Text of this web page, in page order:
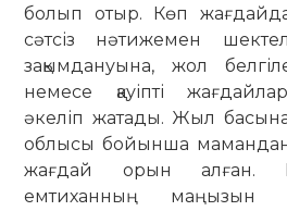
болып отыр. Көп
сәтсіз нәтижемен
зақымдануына, жол
немесе қауіпті
әкеліп жатады. Жыл
облысы бойынша
жағдай орын алған.
емтиханның маңызын